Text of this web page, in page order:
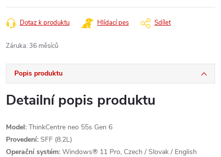
Dotaz k produktu Hlídací pes Sdílet
Záruka: 36 měsíců
Popis produktu
Detailní popis produktu
Model: ThinkCentre neo 55s Gen 6
Provedení: SFF (8.2L)
Operační systém: Windows® 11 Pro, Czech / Slovak / English